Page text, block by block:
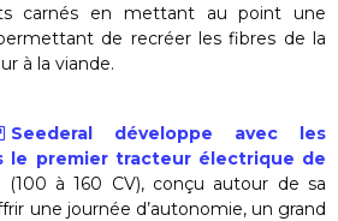
carnés en mettant au point une
de recréer les fibres de la
à la viande.
Seederal développe avec les
le premier tracteur électrique de
(100 à 160 CV), conçu autour de sa
une journée d’autonomie, un grand